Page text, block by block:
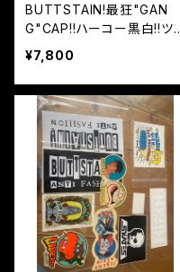
BUTTSTAIN!最狂"GAN
G"CAP!!ハーコー黒白!!ツ
バ裏グリーン!!
¥7,800